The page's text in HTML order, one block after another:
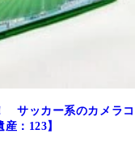
サッカー系のカメラコ
：123】